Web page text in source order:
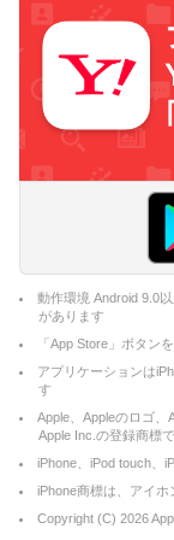
動作環境 Android 9.0
があります
「App Store」ボタン
アプリケーションは
す
Apple、Appleのロゴ
Apple Inc.の登録商標
iPhone、iPod touch、
iPhone商標は、アイ
Copyright (C) 2026